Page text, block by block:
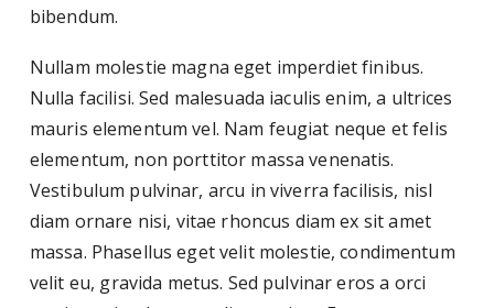
bibendum.
Nullam molestie magna eget imperdiet finibus.
Nulla facilisi. Sed malesuada iaculis enim, a ultrices
mauris elementum vel. Nam feugiat neque et felis
elementum, non porttitor massa venenatis.
Vestibulum pulvinar, arcu in viverra facilisis, nisl
diam ornare nisi, vitae rhoncus diam ex sit amet
massa. Phasellus eget velit molestie, condimentum
velit eu, gravida metus. Sed pulvinar eros a orci